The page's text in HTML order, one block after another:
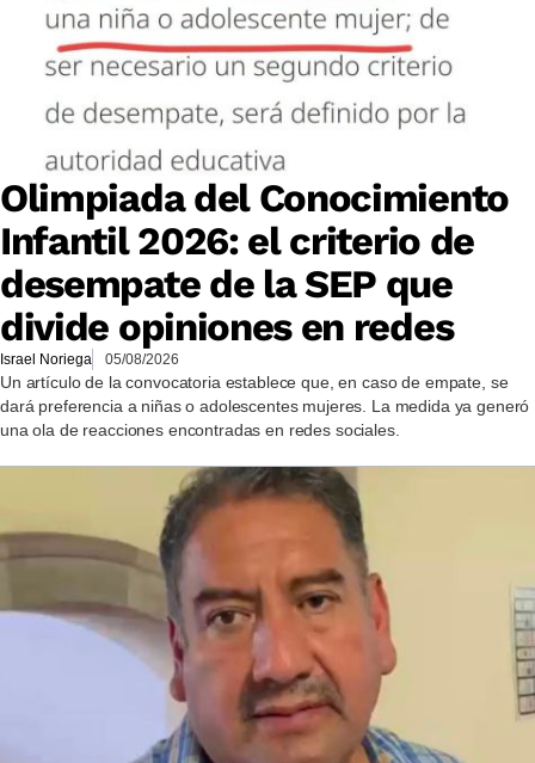
Olimpiada del Conocimiento
Infantil 2026: el criterio de
desempate de la SEP que
divide opiniones en redes
Israel Noriega 05/08/2026
Un artículo de la convocatoria establece que, en caso de empate, se
dará preferencia a niñas o adolescentes mujeres. La medida ya generó
una ola de reacciones encontradas en redes sociales.